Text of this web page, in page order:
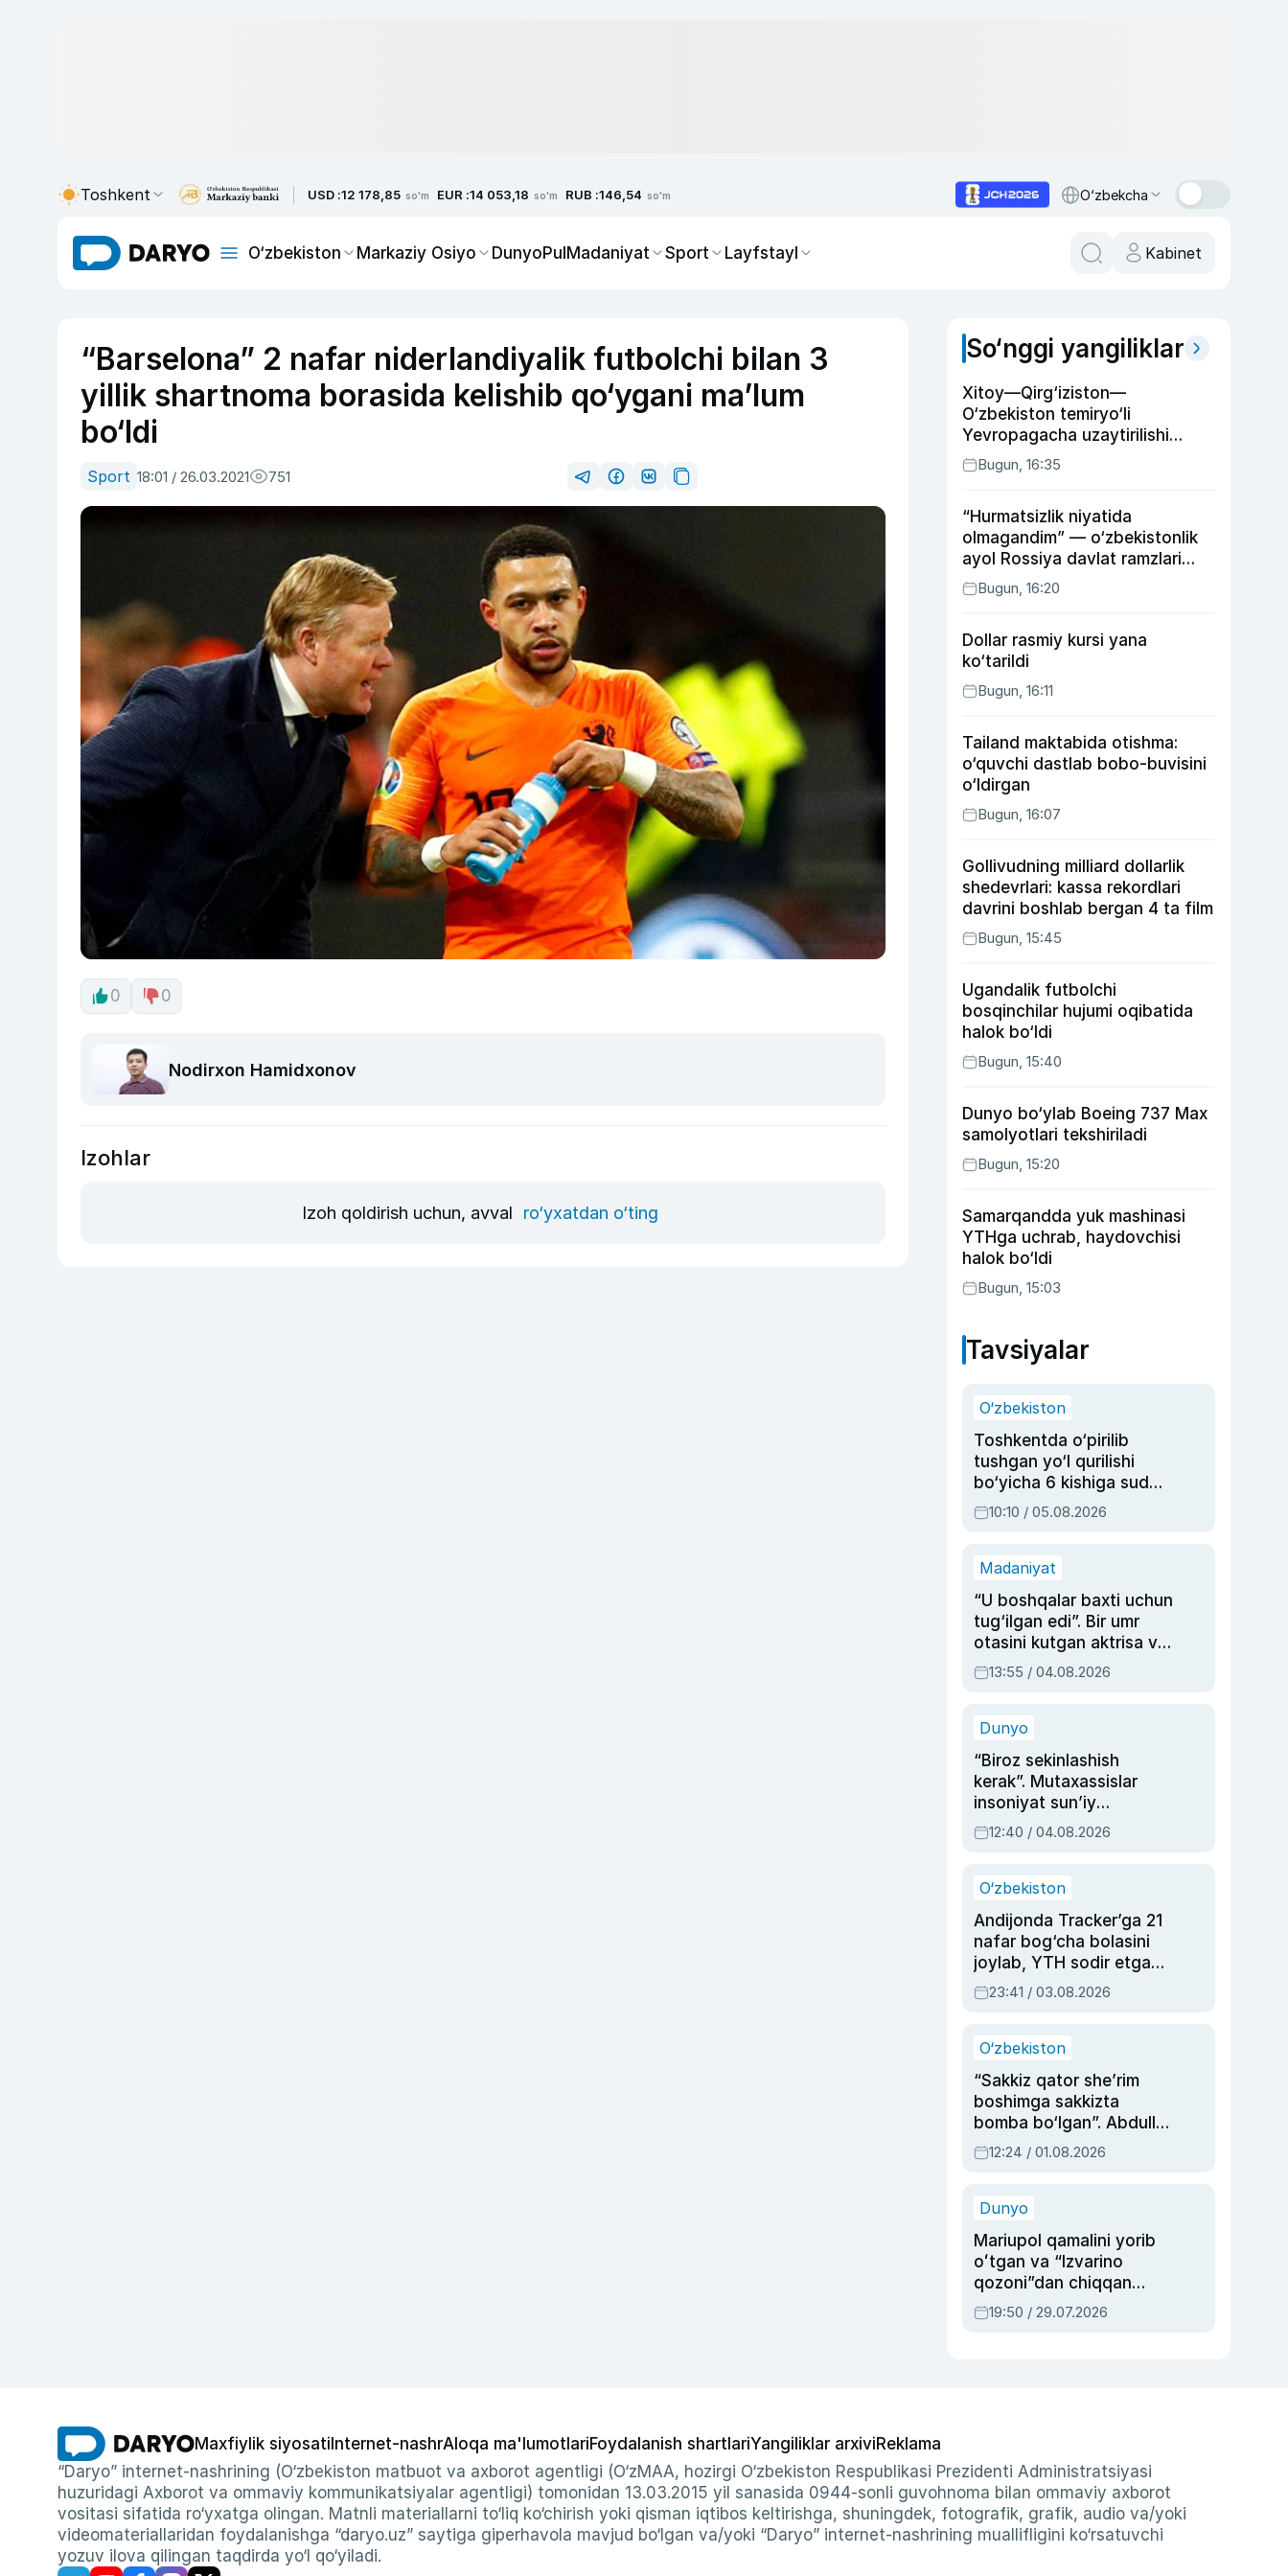
Toshkent USD :12 178,85 so'm EUR :14 053,18 so'm RUB :146,54 so'm O‘zbekcha
O‘zbekiston Markaziy Osiyo DunyoPulMadaniyat Sport Layfstayl Kabinet
“Barselona” 2 nafar niderlandiyalik futbolchi bilan 3
yillik shartnoma borasida kelishib qo‘ygani ma’lum
bo‘ldi
Sport 18:01 / 26.03.2021 751
0 0
Nodirxon Hamidxonov
Izohlar
Izoh qoldirish uchun, avval ro‘yxatdan o‘ting
So‘nggi yangiliklar
Xitoy—Qirg‘iziston—
O‘zbekiston temiryo‘li
Yevropagacha uzaytirilishi
mumkin
Bugun, 16:35
“Hurmatsizlik niyatida
olmagandim” — o‘zbekistonlik
ayol Rossiya davlat ramzlari
tushirilgan poyandoz haqida
Bugun, 16:20
Dollar rasmiy kursi yana
ko‘tarildi
Bugun, 16:11
Tailand maktabida otishma:
o‘quvchi dastlab bobo-buvisini
o‘ldirgan
Bugun, 16:07
Gollivudning milliard dollarlik
shedevrlari: kassa rekordlari
davrini boshlab bergan 4 ta film
Bugun, 15:45
Ugandalik futbolchi
bosqinchilar hujumi oqibatida
halok bo‘ldi
Bugun, 15:40
Dunyo bo‘ylab Boeing 737 Max
samolyotlari tekshiriladi
Bugun, 15:20
Samarqandda yuk mashinasi
YTHga uchrab, haydovchisi
halok bo‘ldi
Bugun, 15:03
Tavsiyalar
O‘zbekiston
Toshkentda o‘pirilib
tushgan yo‘l qurilishi
bo‘yicha 6 kishiga sud
hukmi o‘qildi
10:10 / 05.08.2026
Madaniyat
“U boshqalar baxti uchun
tug‘ilgan edi”. Bir umr
otasini kutgan aktrisa va
dublyaj ustasi Rimma
Ahmedovaning
13:55 / 04.08.2026
Dunyo
“Biroz sekinlashish
kerak”. Mutaxassislar
insoniyat sun’iy
intellektni boshqara
olmay qolishidan xavotir
12:40 / 04.08.2026
O‘zbekiston
Andijonda Tracker’ga 21
nafar bog‘cha bolasini
joylab, YTH sodir etgan
ayolga sud hukmi o‘qildi
23:41 / 03.08.2026
O‘zbekiston
“Sakkiz qator she’rim
boshimga sakkizta
bomba bo‘lgan”. Abdulla
Oripovni siyosiy
ayblovlardan asrab
12:24 / 01.08.2026
Dunyo
Mariupol qamalini yorib
oʻtgan va “Izvarino
qozoni”dan chiqqan
qahramon — Ukraina
armiyasi bosh
19:50 / 29.07.2026
Maxfiylik siyosati Internet-nashrAloqa ma'lumotlariFoydalanish shartlariYangiliklar arxiviReklama
“Daryo” internet-nashrining (O‘zbekiston matbuot va axborot agentligi (O‘zMAA, hozirgi O‘zbekiston Respublikasi Prezidenti Administratsiyasi
huzuridagi Axborot va ommaviy kommunikatsiyalar agentligi) tomonidan 13.03.2015 yil sanasida 0944-sonli guvohnoma bilan ommaviy axborot
vositasi sifatida ro‘yxatga olingan. Matnli materiallarni to‘liq ko‘chirish yoki qisman iqtibos keltirishga, shuningdek, fotografik, grafik, audio va/yoki
videomateriallaridan foydalanishga “daryo.uz” saytiga giperhavola mavjud bo‘lgan va/yoki “Daryo” internet-nashrining muallifligini ko‘rsatuvchi
yozuv ilova qilingan taqdirda yo‘l qo‘yiladi.